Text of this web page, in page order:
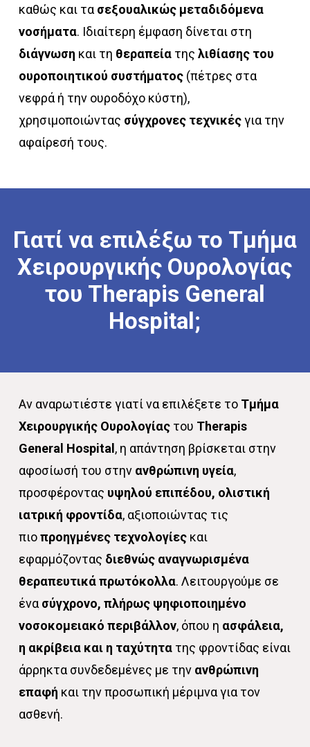
καθώς και τα σεξουαλικώς μεταδιδόμενα
νοσήματα. Ιδιαίτερη έμφαση δίνεται στη
διάγνωση και τη θεραπείατης λιθίασης του
ουροποιητικού συστήματος(πέτρες στα
νεφρά ή την ουροδόχο κύστη),
χρησιμοποιώντας σύγχρονες τεχνικέςγια την
αφαίρεσή τους.
Γιατί να επιλέξω το Τμήμα
Χειρουργικής Ουρολογίας
του Therapis General
Hospital;
Αν αναρωτιέστε γιατί να επιλέξετε το Τμήμα
Χειρουργικής Ουρολογίαςτου Therapis
General Hospital , η απάντηση βρίσκεται στην
αφοσίωσή του στην ανθρώπινη υγεία,
προσφέροντας υψηλού επιπέδου, ολιστική
ιατρική φροντίδα, αξιοποιώντας τις
πιοπροηγμένες τεχνολογίεςκαι
εφαρμόζοντας διεθνώς αναγνωρισμένα
θεραπευτικά πρωτόκολλα. Λειτουργούμε σε
ένα σύγχρονο, πλήρως ψηφιοποιημένο
νοσοκομειακό περιβάλλον, όπου η ασφάλεια,
η ακρίβεια και η ταχύτητατης φροντίδας είναι
άρρηκτα συνδεδεμένες με την ανθρώπινη
επαφή και την προσωπική μέριμνα για τον
ασθενή.